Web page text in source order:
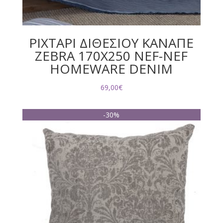
ΡΙΧΤΑΡΙ ΔΙΘΕΣΙΟΥ ΚΑΝΑΠΕ
ZEBRA 170X250 NEF-NEF
HOMEWARE DENIM
69,00€
-30%